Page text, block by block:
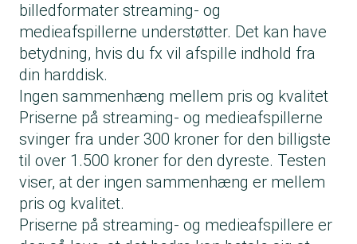
billedformater streaming- og
medieafspillerne understøtter. Det kan have
betydning, hvis du fx vil afspille indhold fra
din harddisk.
Ingen sammenhæng mellem pris og kvalitet
Priserne på streaming- og medieafspillerne
svinger fra under 300 kroner for den billigste
til over 1.500 kroner for den dyreste. Testen
viser, at der ingen sammenhæng er mellem
pris og kvalitet.
Priserne på streaming- og medieafspillere er